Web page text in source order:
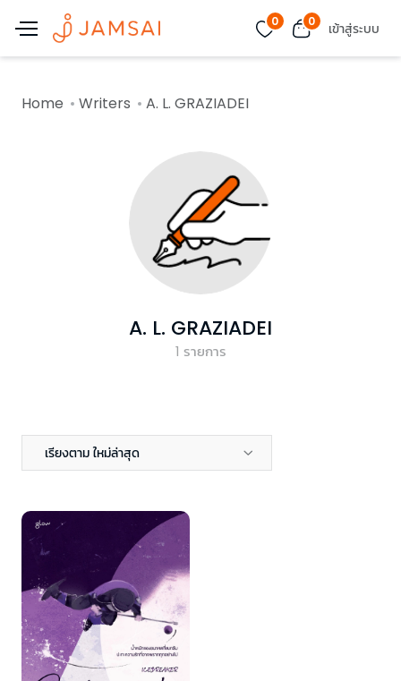
0 0 เข้าสู่ระบบ
Home Writers A. L. GRAZIADEI
A. L. GRAZIADEI
1 รายการ
เรียงตาม ใหม่ล่าสุด